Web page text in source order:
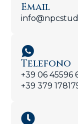
Email
Telefono
+39 06 45596
+39 379